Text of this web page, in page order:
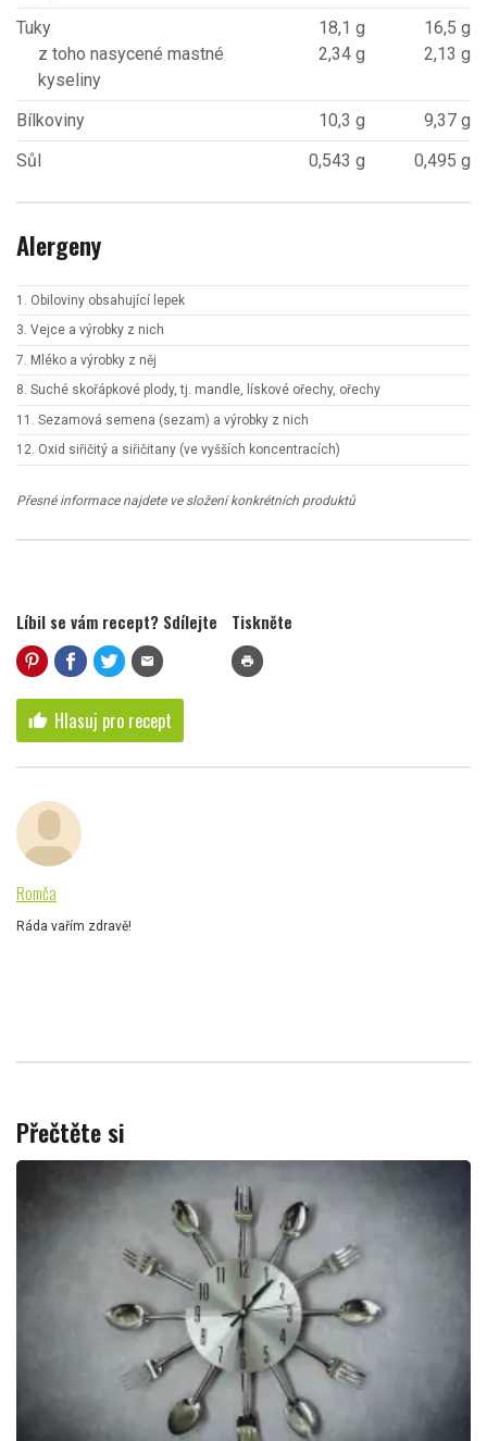
Tuky
z toho nasycené mastné
kyseliny
18,1 g
2,34 g
16,5 g
2,13 g
Bílkoviny 10,3 g
9,37 g
Sůl
0,543 g 0,495 g
Alergeny
1. Obiloviny obsahující lepek
3. Vejce a výrobky z nich
7. Mléko a výrobky z něj
8. Suché skořápkové plody, tj. mandle, lískové ořechy, ořechy
11. Sezamová semena (sezam) a výrobky z nich
12. Oxid siřičitý a siřičitany (ve vyšších koncentracích)
Přesné informace najdete ve složení konkrétních produktů
Líbil se vám recept? Sdílejte
mail
Tiskněte
print
thumb_up Hlasuj pro recept
Romča
Ráda vařím zdravě!
Přečtěte si